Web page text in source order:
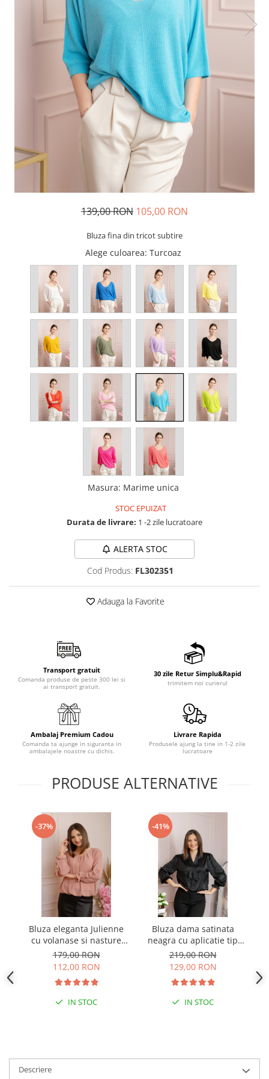
139,00 RON 105,00 RON
Bluza fina din tricot subtire
Alege culoarea: Turcoaz
Masura: Marime unica
STOC EPUIZAT
Durata de livrare: 1 -2 zile lucratoare
ALERTA STOC
Cod Produs: FL302351
Adauga la Favorite
Transport gratuit
Comanda produse de peste 300 lei si
ai transport gratuit.
30 zile Retur Simplu&Rapid
trimitem noi curierul
Ambalaj Premium Cadou
Comanda ta ajunge in siguranta in
ambalajele noastre cu dichis.
Livrare Rapida
Produsele ajung la tine in 1-2 zile
lucratoare
PRODUSE ALTERNATIVE
-37%
Bluza eleganta Julienne
cu volanase si nasture
stilizat - Roz pudrat
179,00 RON
112,00 RON
IN STOC
-41%
Bluza dama satinata
neagra cu aplicatie tip
cravata Yvonne
219,00 RON
129,00 RON
IN STOC
Descriere